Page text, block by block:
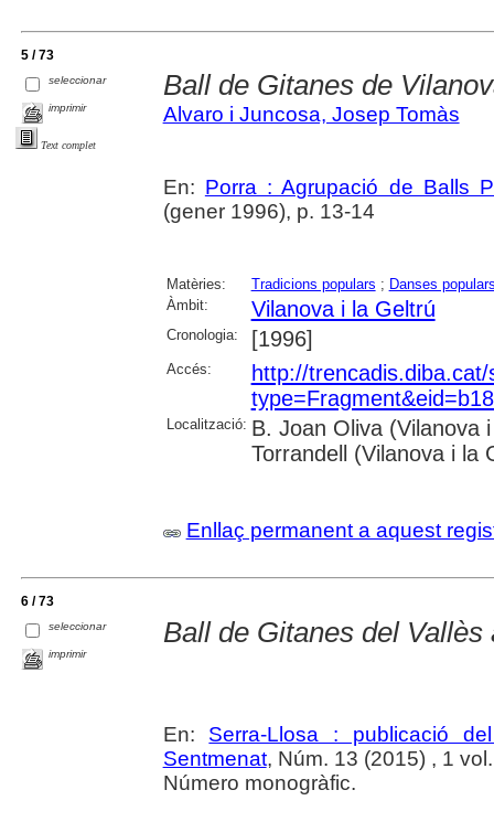
5 / 73
seleccionar
imprimir
Text complet
Ball de Gitanes de
Alvaro i Juncosa, Josep Tomàs
En: Porra : Agrupació de Balls
(gener 1996), p. 13-14
Matèries: Tradicions populars ; Danses
Àmbit:
Vilanova i la Geltrú
Cronologia: [1996]
Accés:
http://
Localització: B. Joan Oliva (Vilanova
Torrandell (Vilanova i la
Enllaç permanent a aquest
6 / 73
seleccionar
imprimir
Ball de Gitanes del Vallès
En: Serra-Llosa : publicació
Sentmenat, Núm. 13 (2015) , 1 vol.
Número monogràfic.